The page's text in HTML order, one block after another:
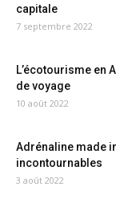
capitale
7 septembre 2022
L’écotourisme en
de voyage
10 août 2022
Adrénaline made
incontournables
3 août 2022